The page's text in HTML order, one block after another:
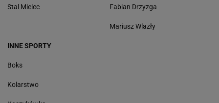
Stal Mielec Fabian Drzyzga
Mariusz Wlazły
INNE SPORTY
Boks
Kolarstwo